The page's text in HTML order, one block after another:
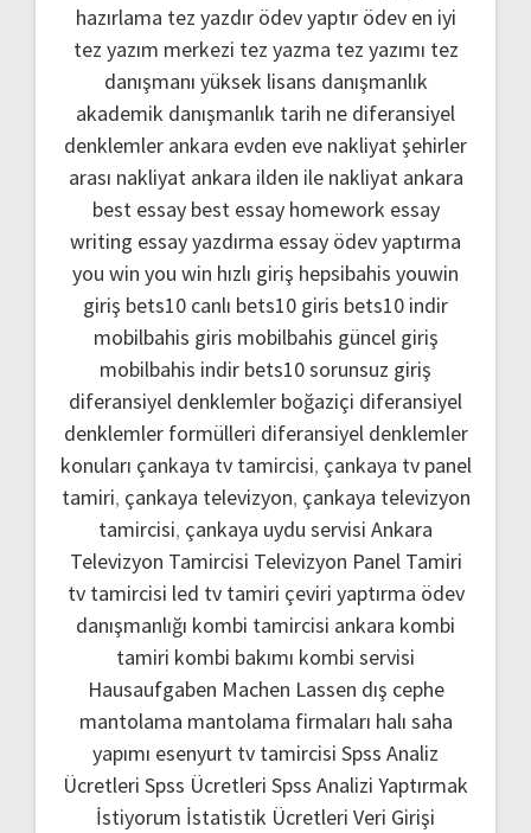
hazırlama tez yazdır ödev yaptır ödev en iyi
tez yazım merkezi tez yazma tez yazımı tez
danışmanı yüksek lisans danışmanlık
akademik danışmanlık tarih ne diferansiyel
denklemler ankara evden eve nakliyatşehirler
arası nakliyat ankara ilden ile nakliyat ankara
best essay best essay homework essay
writing essay yazdırma essay ödev yaptırma
you win you win hızlı giriş hepsibahis youwin
giriş bets10 canlı bets10 giris bets10 indir
mobilbahis giris mobilbahis güncel giriş
mobilbahis indir bets10 sorunsuz giriş
diferansiyel denklemler boğaziçi diferansiyel
denklemler formülleri diferansiyel denklemler
konuları çankaya tv tamircisi, çankaya tv panel
tamiri, çankaya televizyon, çankaya televizyon
tamircisi, çankaya uydu servisi Ankara
Televizyon Tamircisi Televizyon Panel Tamiri
tv tamircisi led tv tamiri çeviri yaptırma ödev
danışmanlığı kombi tamircisi ankara kombi
tamiri kombi bakımı kombi servisi
Hausaufgaben Machen Lassen dış cephe
mantolama mantolama firmaları halı saha
yapımı esenyurt tv tamircisi Spss Analiz
Ücretleri Spss Ücretleri Spss Analizi Yaptırmak
İstiyorum İstatistik Ücretleri Veri Girişi